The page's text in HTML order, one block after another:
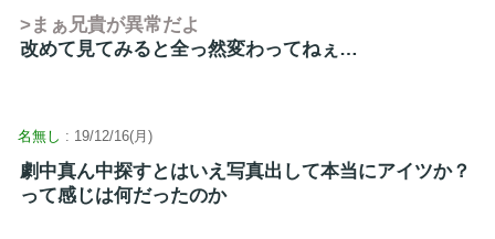
>まぁ兄貴が異常だよ
改めて見てみると全っ然変わってねぇ…
名無し : 19/12/16(月)
劇中真ん中探すとはいえ写真出して本当にアイツか？
って感じは何だったのか